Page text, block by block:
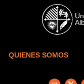
Skip to main content
QUIENES SOMOS